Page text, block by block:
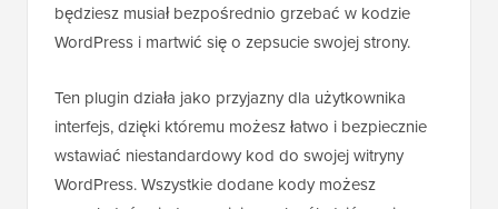
będziesz musiał bezpośrednio grzebać w kodzie
WordPress i martwić się o zepsucie swojej strony.
Ten plugin działa jako przyjazny dla użytkownika
interfejs, dzięki któremu możesz łatwo i bezpiecznie
wstawiać niestandardowy kod do swojej witryny
WordPress. Wszystkie dodane kody możesz